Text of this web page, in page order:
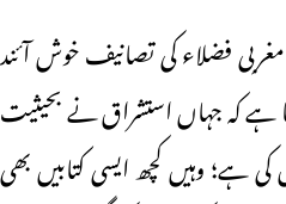
فضلاء کی تصانیف خوش آئند
کہ جہاں استشراق نے بحیثیت
ہے؛ وہیں کچھ ایسی کتابیں بھی